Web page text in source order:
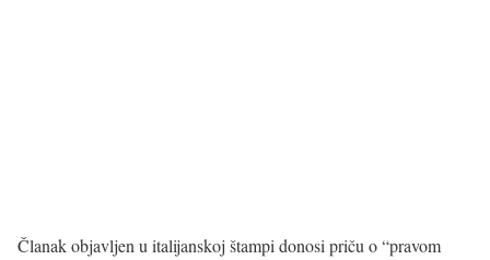
Članak objavljen u italijanskoj štampi donosi priču o “pravom